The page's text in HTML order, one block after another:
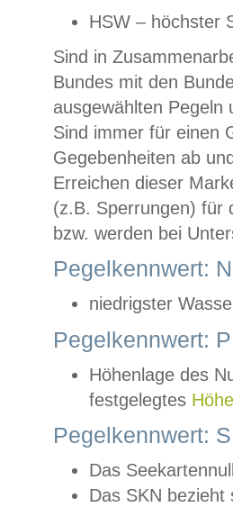
HSW – höchster
Sind in
Bundes mit den
ausgewählten
Sind immer für einen
Gegebenheiten ab
Erreichen dieser
(z.B. Sperrungen) für
bzw. werden bei
Pegelkennwert:
niedrigster
Pegelkennwert:
Höhenlage des
festgelegtes
Pegelkennwert:
Das
Das SKN